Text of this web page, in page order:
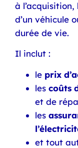
à
d’un véhicule
durée de vie.
Il inclut :
le prix
les coûts
et de
les
et tout